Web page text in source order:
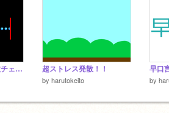
クローン最大作成数チェッカー 超ストレス発散！！
by harutokeito
早口
by